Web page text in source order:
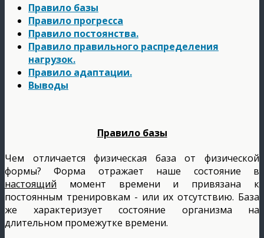
Правило базы
Правило прогресса
Правило постоянства.
Правило правильного распределения
нагрузок.
Правило адаптации.
Выводы
Правило базы
Чем отличается физическая база от физической
формы? Форма отражает наше состояние в
настоящий момент времени и привязана к
постоянным тренировкам - или их отсутствию. База
же характеризует состояние организма на
длительном промежутке времени.